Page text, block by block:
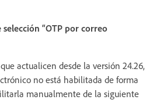
“OTP por correo
actualicen desde la versión 24.26,
no está habilitada de forma
manualmente de la siguiente